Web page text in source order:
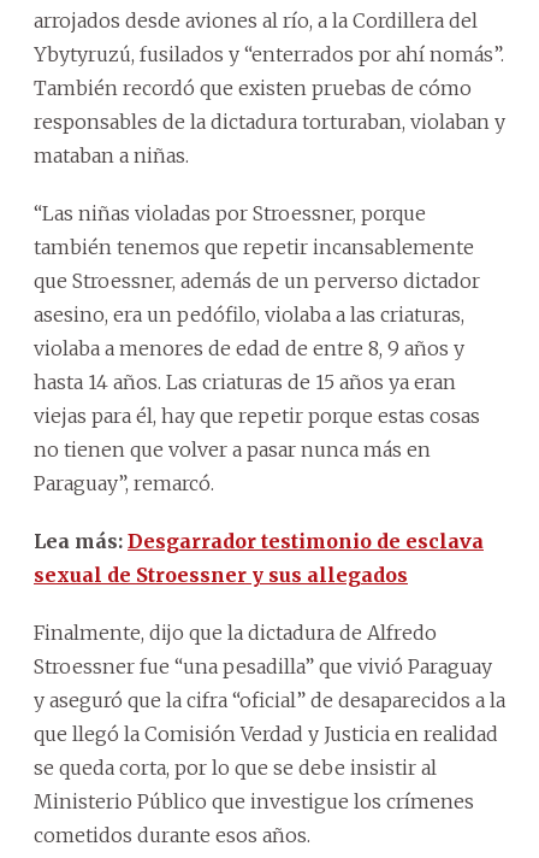
arrojados desde aviones al río, a la Cordillera del
Ybytyruzú, fusilados y “enterrados por ahí nomás”.
También recordó que existen pruebas de cómo
responsables de la dictadura torturaban, violaban y
mataban a niñas.
“Las niñas violadas por Stroessner, porque
también tenemos que repetir incansablemente
que Stroessner, además de un perverso dictador
asesino, era un pedófilo, violaba a las criaturas,
violaba a menores de edad de entre 8, 9 años y
hasta 14 años. Las criaturas de 15 años ya eran
viejas para él, hay que repetir porque estas cosas
no tienen que volver a pasar nunca más en
Paraguay”, remarcó.
Lea más: Desgarrador testimonio de esclava
sexual de Stroessner y sus allegados
Finalmente, dijo que la dictadura de Alfredo
Stroessner fue “una pesadilla” que vivió Paraguay
y aseguró que la cifra “oficial” de desaparecidos a la
que llegó la Comisión Verdad y Justicia en realidad
se queda corta, por lo que se debe insistir al
Ministerio Público que investigue los crímenes
cometidos durante esos años.